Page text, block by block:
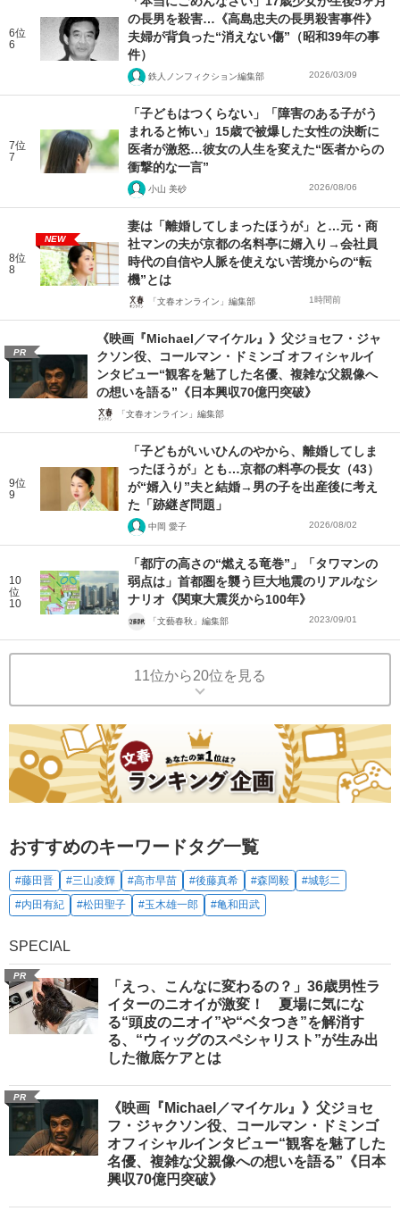
6位
6
の長男を殺害…《高島忠夫の長男殺害事件》
夫婦が背負った“消えない傷”（昭和39年の事
件）
鉄人ノンフィクション編集部 2026/03/09
7位
7
「子どもはつくらない」「障害のある子がう
まれると怖い」15歳で被爆した女性の決断に
医者が激怒…彼女の人生を変えた“医者からの
衝撃的な一言”
小山 美砂 2026/08/06
8位
8
NEW
妻は「離婚してしまったほうが」と…元・商
社マンの夫が京都の名料亭に婿入り→会社員
時代の自信や人脈を使えない苦境からの“転
機”とは
「文春オンライン」編集部 1時間前
PR
《映画『Michael／マイケル』》父ジョセフ・ジャ
クソン役、コールマン・ドミンゴ オフィシャルイ
ンタビュー“観客を魅了した名優、複雑な父親像へ
の想いを語る”《日本興収70億円突破》
「文春オンライン」編集部
9位
9
「子どもがいいひんのやから、離婚してしま
ったほうが」とも…京都の料亭の長女（43）
が“婿入り”夫と結婚→男の子を出産後に考え
た「跡継ぎ問題」
中岡 愛子 2026/08/02
10
位
10
「都庁の高さの“燃える竜巻”」「タワマンの
弱点は」首都圏を襲う巨大地震のリアルなシ
ナリオ《関東大震災から100年》
「文藝春秋」編集部 2023/09/01
11位から20位を見る
おすすめのキーワードタグ一覧
#藤田晋 #三山凌輝 #高市早苗 #後藤真希 #森岡毅
#城彰二
#内田有紀
#松田聖子 #玉木雄一郎 #亀和田武
SPECIAL
PR
「えっ、こんなに変わるの？」36歳男性ラ
イターのニオイが激変！ 夏場に気にな
る“頭皮のニオイ”や“ベタつき”を解消す
る、“ウィッグのスペシャリスト”が生み出
した徹底ケアとは
PR
《映画『Michael／マイケル』》父ジョセ
フ・ジャクソン役、コールマン・ドミンゴ
オフィシャルインタビュー“観客を魅了した
名優、複雑な父親像への想いを語る”《日本
興収70億円突破》